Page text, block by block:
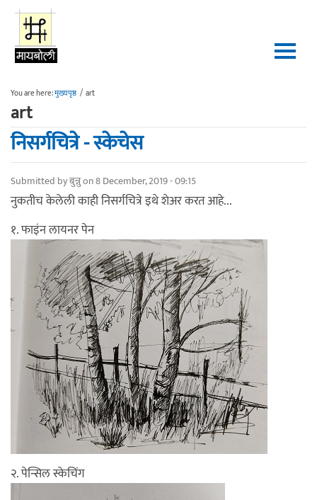
Skip to main content
You are here:मुख्यपृष्ठ / art
art
निसर्गचित्रे - स्केचेस
Submitted byबुन्नुon 8 December, 2019 - 09:15
नुकतीच केलेली काही निसर्गचित्रे इथे शेअर करत आहे...
१. फाइंन लायनर पेन
२. पेन्सिल स्केचिंग